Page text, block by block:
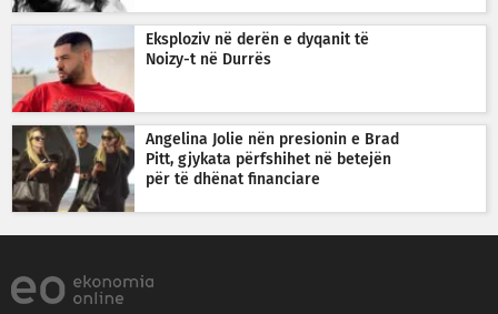
Eksploziv në derën e dyqanit të
Noizy-t në Durrës
Angelina Jolie nën presionin e Brad
Pitt, gjykata përfshihet në betejën
për të dhënat financiare